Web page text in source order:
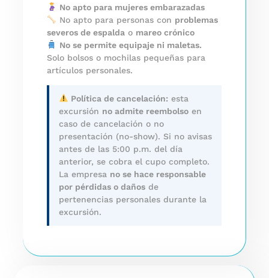
No apto para mujeres embarazadas
No apto para personas con problemas
severos de espalda o mareo crónico
No se permite equipaje ni maletas.
Solo bolsos o mochilas pequeñas para
artículos personales.
Política de cancelación: esta
excursión no admite reembolso en
caso de cancelación o no
presentación (no-show). Si no avisas
antes de las 5:00 p.m. del día
anterior, se cobra el cupo completo.
La empresa no se hace responsable
por pérdidas o daños de
pertenencias personales durante la
excursión.